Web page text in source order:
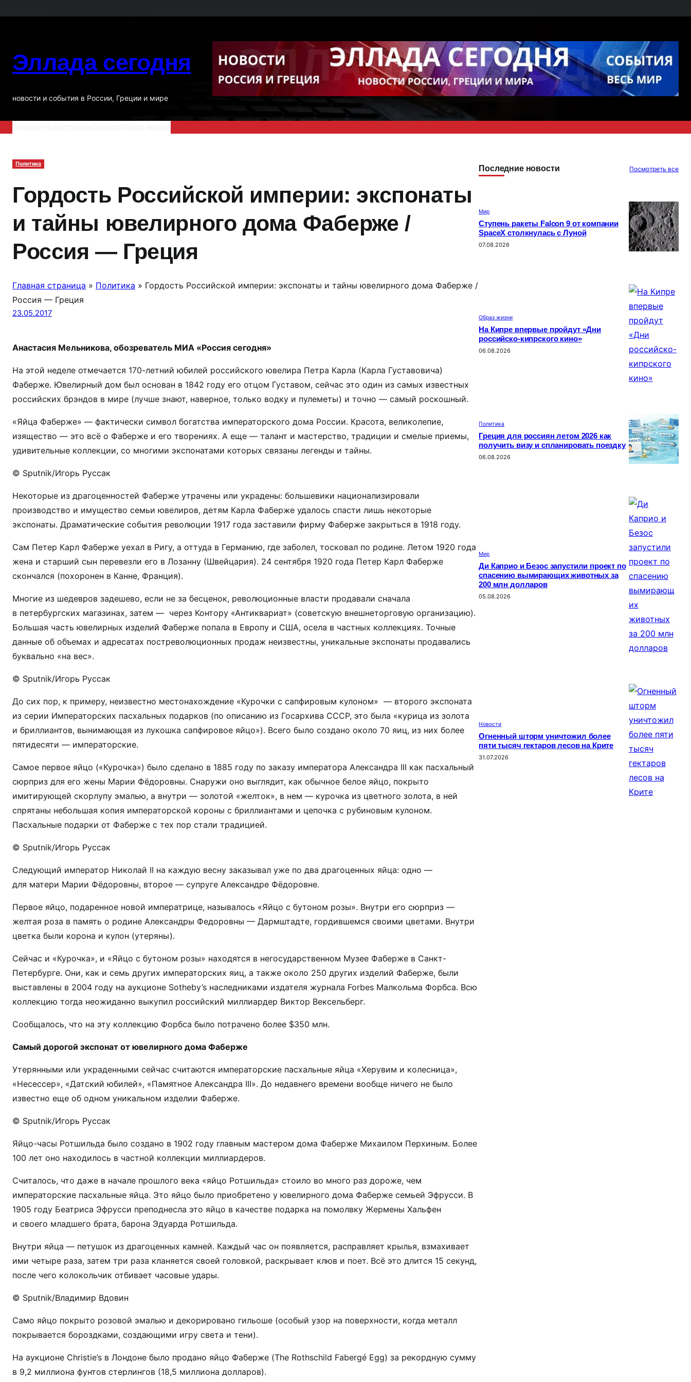
Эллада сегодня
новости и события в России, Греции и мире
Политика
Гордость Российской империи: экспонаты
и тайны ювелирного дома Фаберже /
Россия — Греция
Главная страница » Политика » Гордость Российской империи: экспонаты и тайны ювелирного дома Фаберже /
Россия — Греция
23.05.2017
Анастасия Мельникова, обозреватель МИА «Россия сегодня»
На этой неделе отмечается 170-летний юбилей российского ювелира Петра Карла (Карла Густавовича)
Фаберже. Ювелирный дом был основан в 1842 году его отцом Густавом, сейчас это один из самых известных
российских брэндов в мире (лучше знают, наверное, только водку и пулеметы) и точно — самый роскошный.
«Яйца Фаберже» — фактически символ богатства императорского дома России. Красота, великолепие,
изящество — это всё о Фаберже и его творениях. А еще — талант и мастерство, традиции и смелые приемы,
удивительные коллекции, со многими экспонатами которых связаны легенды и тайны.
© Sputnik/Игорь Руссак
Некоторые из драгоценностей Фаберже утрачены или украдены: большевики национализировали
производство и имущество семьи ювелиров, детям Карла Фаберже удалось спасти лишь некоторые
экспонаты. Драматические события революции 1917 года заставили фирму Фаберже закрыться в 1918 году.
Сам Петер Карл Фаберже уехал в Ригу, а оттуда в Германию, где заболел, тосковал по родине. Летом 1920 года
жена и старший сын перевезли его в Лозанну (Швейцария). 24 сентября 1920 года Петер Карл Фаберже
скончался (похоронен в Канне, Франция).
Многие из шедевров задешево, если не за бесценок, революционные власти продавали сначала
в петербургских магазинах, затем — через Контору «Антиквариат» (советскую внешнеторговую организацию).
Большая часть ювелирных изделий Фаберже попала в Европу и США, осела в частных коллекциях. Точные
данные об объемах и адресатах постреволюционных продаж неизвестны, уникальные экспонаты продавались
буквально «на вес».
© Sputnik/Игорь Руссак
До сих пор, к примеру, неизвестно местонахождение «Курочки с сапфировым кулоном» — второго экспоната
из серии Императорских пасхальных подарков (по описанию из Госархива СССР, это была «курица из золота
и бриллиантов, вынимающая из лукошка сапфировое яйцо»). Всего было создано около 70 яиц, из них более
пятидесяти — императорские.
Самое первое яйцо («Курочка») было сделано в 1885 году по заказу императора Александра III как пасхальный
сюрприз для его жены Марии Фёдоровны. Снаружи оно выглядит, как обычное белое яйцо, покрыто
имитирующей скорлупу эмалью, а внутри — золотой «желток», в нем — курочка из цветного золота, в ней
спрятаны небольшая копия императорской короны с бриллиантами и цепочка с рубиновым кулоном.
Пасхальные подарки от Фаберже с тех пор стали традицией.
© Sputnik/Игорь Руссак
Следующий император Николай II на каждую весну заказывал уже по два драгоценных яйца: одно —
для матери Марии Фёдоровны, второе — супруге Александре Фёдоровне.
Первое яйцо, подаренное новой императрице, называлось «Яйцо с бутоном розы». Внутри его сюрприз —
желтая роза в память о родине Александры Федоровны — Дармштадте, гордившемся своими цветами. Внутри
цветка были корона и кулон (утеряны).
Сейчас и «Курочка», и «Яйцо с бутоном розы» находятся в негосударственном Музее Фаберже в Санкт-
Петербурге. Они, как и семь других императорских яиц, а также около 250 других изделий Фаберже, были
выставлены в 2004 году на аукционе Sotheby’s наследниками издателя журнала Forbes Малкольма Форбса. Всю
коллекцию тогда неожиданно выкупил российский миллиардер Виктор Вексельберг.
Сообщалось, что на эту коллекцию Форбса было потрачено более $350 млн.
Самый дорогой экспонат от ювелирного дома Фаберже
Утерянными или украденными сейчас считаются императорские пасхальные яйца «Херувим и колесница»,
«Несессер», «Датский юбилей», «Памятное Александра III». До недавнего времени вообще ничего не было
известно еще об одном уникальном изделии Фаберже.
© Sputnik/Игорь Руссак
Яйцо-часы Ротшильда было создано в 1902 году главным мастером дома Фаберже Михаилом Перхиным. Более
100 лет оно находилось в частной коллекции миллиардеров.
Считалось, что даже в начале прошлого века «яйцо Ротшильда» стоило во много раз дороже, чем
императорские пасхальные яйца. Это яйцо было приобретено у ювелирного дома Фаберже семьей Эфрусси. В
1905 году Беатриса Эфрусси преподнесла это яйцо в качестве подарка на помолвку Жермены Хальфен
и своего младшего брата, барона Эдуарда Ротшильда.
Внутри яйца — петушок из драгоценных камней. Каждый час он появляется, расправляет крылья, взмахивает
ими четыре раза, затем три раза кланяется своей головкой, раскрывает клюв и поет. Всё это длится 15 секунд,
после чего колокольчик отбивает часовые удары.
© Sputnik/Владимир Вдовин
Само яйцо покрыто розовой эмалью и декорировано гильоше (особый узор на поверхности, когда металл
покрывается бороздками, создающими игру света и тени).
На аукционе Christie’s в Лондоне было продано яйцо Фаберже (The Rothschild Fabergé Egg) за рекордную сумму
в 9,2 миллиона фунтов стерлингов (18,5 миллиона долларов).
Последние новости Посмотреть все
Мир
Ступень ракеты Falcon 9 от компании
SpaceX столкнулась с Луной
07.08.2026
Образ жизни
На Кипре впервые пройдут «Дни
российско-кипрского кино»
06.08.2026
Политика
Греция для россиян летом 2026 как
получить визу и спланировать поездку
06.08.2026
Мир
Ди Каприо и Безос запустили проект по
спасению вымирающих животных за
200 млн долларов
05.08.2026
Новости
Огненный шторм уничтожил более
пяти тысяч гектаров лесов на Крите
31.07.2026